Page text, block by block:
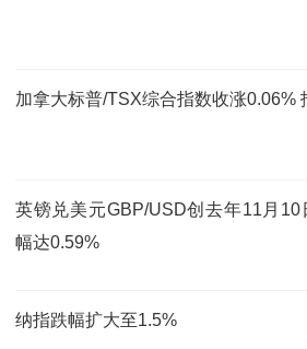
加拿大标普/TSX综合指数收涨0.06%
英镑兑美元GBP/USD创去年11月
幅达0.59%
纳指跌幅扩大至1.5%